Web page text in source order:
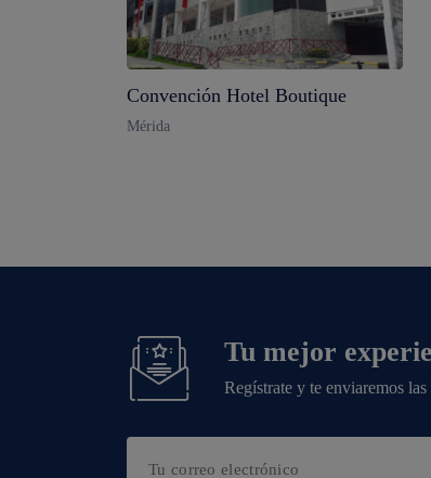
Convención Hotel Boutique
Mérida
Tu mejor
Regístrate y te enviaremos